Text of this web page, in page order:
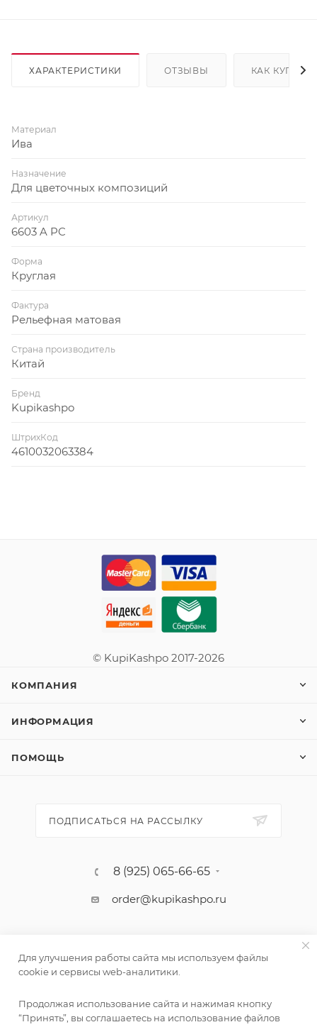
ХАРАКТЕРИСТИКИ ОТЗЫВЫ КАК КУПИТЬ
Материал
Ива
Назначение
Для цветочных композиций
Артикул
6603 A PC
Форма
Круглая
Фактура
Рельефная матовая
Страна производитель
Китай
Бренд
Kupikashpo
ШтрихКод
4610032063384
© KupiKashpo 2017-2026
КОМПАНИЯ
ИНФОРМАЦИЯ
ПОМОЩЬ
ПОДПИСАТЬСЯ НА РАССЫЛКУ
8 (925) 065-66-65
order@kupikashpo.ru
Для улучшения работы сайта мы используем файлы
cookie и сервисы web-аналитики.
Продолжая использование сайта и нажимая кнопку
“Принять”, вы соглашаетесь на использование файлов